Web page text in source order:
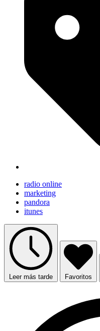
radio online
marketing
pandora
itunes
Leer más tarde Favoritos